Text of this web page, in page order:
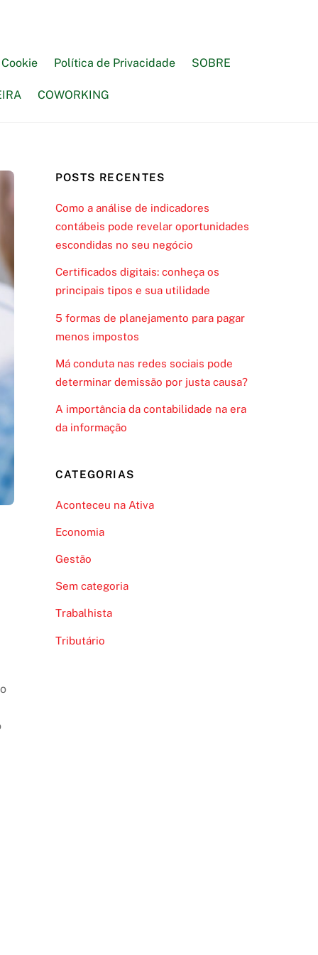
Política de Privacidade SOBRE
COWORKING
POSTS RECENTES
Como a análise de indicadores
contábeis pode revelar oportunidades
escondidas no seu negócio
Certificados digitais: conheça os
principais tipos e sua utilidade
5 formas de planejamento para pagar
menos impostos
Má conduta nas redes sociais pode
determinar demissão por justa causa?
A importância da contabilidade na era
da informação
CATEGORIAS
Aconteceu na Ativa
Economia
Gestão
Sem categoria
Trabalhista
Tributário